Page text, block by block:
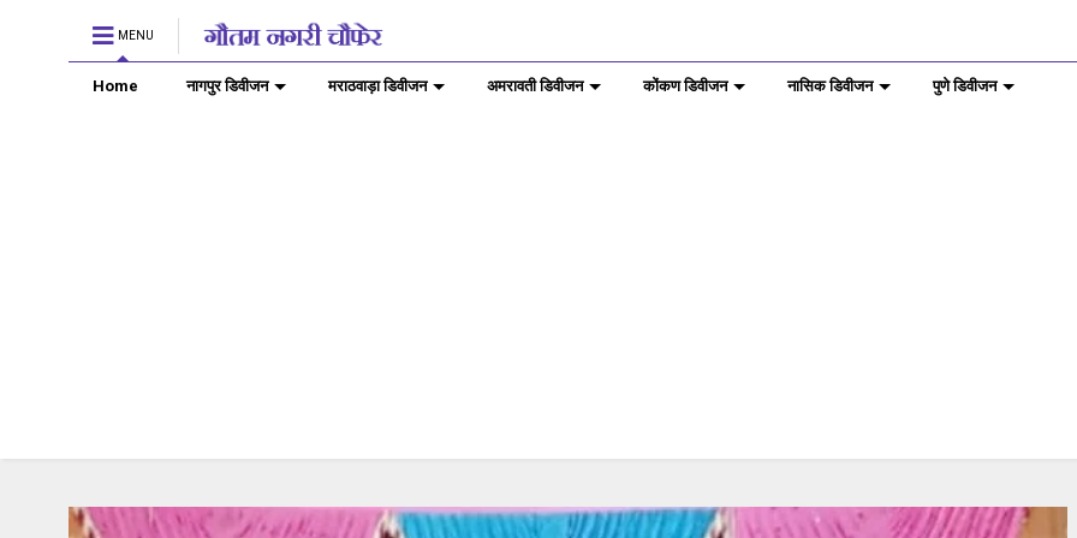
MENU
Home नागपुर डिवीजन मराठवाड़ा डिवीजन अमरावती डिवीजन कोंकण डिवीजन नासिक डिवीजन पुणे डिवीजन